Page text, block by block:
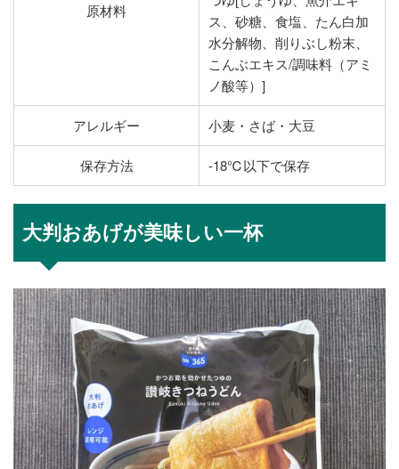
原材料
ス、砂糖、食塩、たん白加
水分解物、削りぶし粉末、
こんぶエキス/調味料（アミ
ノ酸等）]
アレルギー 小麦・さば・大豆
保存方法 -18℃以下で保存
大判おあげが美味しい一杯